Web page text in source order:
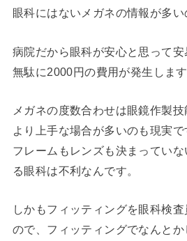
眼科にはないメガネの情報が多い
病院だから眼科が安心と思って
無駄に2000円の費用が発生します
メガネの度数合わせは眼鏡作製
より上手な場合が多いのも現実で
フレームもレンズも決まってい
る眼科は不利なんです。
しかもフィッティングを眼科検
ので、フィッティングでなんと